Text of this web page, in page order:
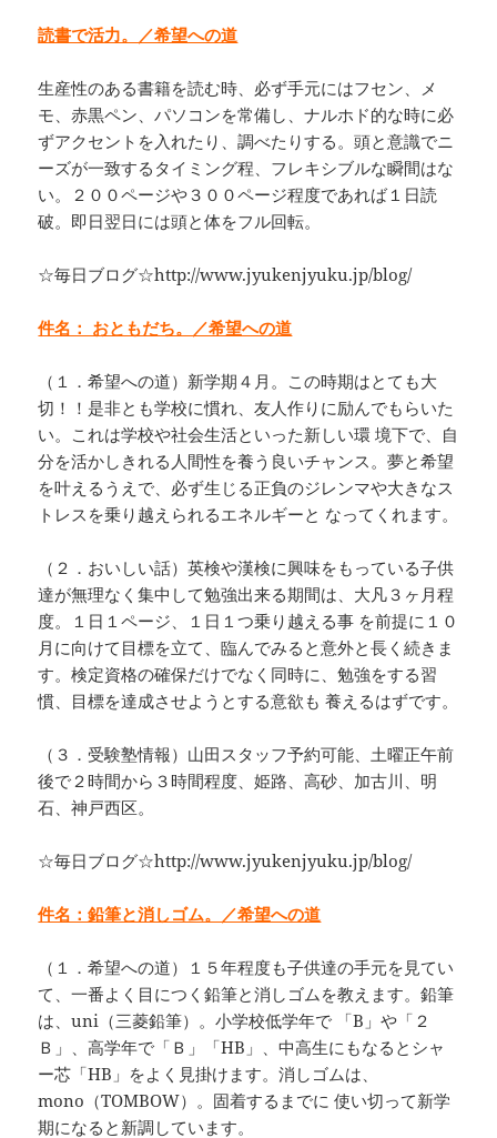
読書で活力。／希望への道
生産性のある書籍を読む時、必ず手元にはフセン、メ
モ、赤黒ペン、パソコンを常備し、ナルホド的な時に必
ずアクセントを入れたり、調べたりする。頭と意識でニ
ーズが一致するタイミング程、フレキシブルな瞬間はな
い。２００ページや３００ページ程度であれば１日読
破。即日翌日には頭と体をフル回転。
☆毎日ブログ☆http://www.jyukenjyuku.jp/blog/
件名： おともだち。／希望への道
（１．希望への道）新学期４月。この時期はとても大
切！！是非とも学校に慣れ、友人作りに励んでもらいた
い。これは学校や社会生活といった新しい環 境下で、自
分を活かしきれる人間性を養う良いチャンス。夢と希望
を叶えるうえで、必ず生じる正負のジレンマや大きなス
トレスを乗り越えられるエネルギーと なってくれます。
（２．おいしい話）英検や漢検に興味をもっている子供
達が無理なく集中して勉強出来る期間は、大凡３ヶ月程
度。１日１ページ、１日１つ乗り越える事 を前提に１０
月に向けて目標を立て、臨んでみると意外と長く続きま
す。検定資格の確保だけでなく同時に、勉強をする習
慣、目標を達成させようとする意欲も 養えるはずです。
（３．受験塾情報）山田スタッフ予約可能、土曜正午前
後で２時間から３時間程度、姫路、高砂、加古川、明
石、神戸西区。
☆毎日ブログ☆http://www.jyukenjyuku.jp/blog/
件名：鉛筆と消しゴム。／希望への道
（１．希望への道）１５年程度も子供達の手元を見てい
て、一番よく目につく鉛筆と消しゴムを教えます。鉛筆
は、uni（三菱鉛筆）。小学校低学年で 「B」や「２
Ｂ」、高学年で「Ｂ」「HB」、中高生にもなるとシャ
ー芯「HB」をよく見掛けます。消しゴムは、
mono（TOMBOW）。固着するまでに 使い切って新学
期になると新調しています。